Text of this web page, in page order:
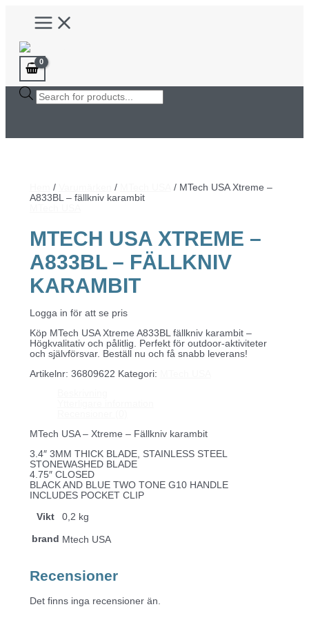
innehåll
Main
Menu
Products
search
/ /
/ MTech USA Xtreme –
A833BL – fällkniv karambit
MTECH USA XTREME –
A833BL – FÄLLKNIV
KARAMBIT
Logga in för att se pris
Köp MTech USA Xtreme A833BL fällkniv karambit –
Högkvalitativ och pålitlig. Perfekt för outdoor-aktiviteter
och självförsvar. Beställ nu och få snabb leverans!
Artikelnr: 36809622 Kategori:
MTech USA – Xtreme – Fällkniv karambit
3.4″ 3MM THICK BLADE, STAINLESS STEEL
STONEWASHED BLADE
4.75″ CLOSED
BLACK AND BLUE TWO TONE G10 HANDLE
INCLUDES POCKET CLIP
Vikt 0,2 kg
brand Mtech USA
Recensioner
Det finns inga recensioner än.